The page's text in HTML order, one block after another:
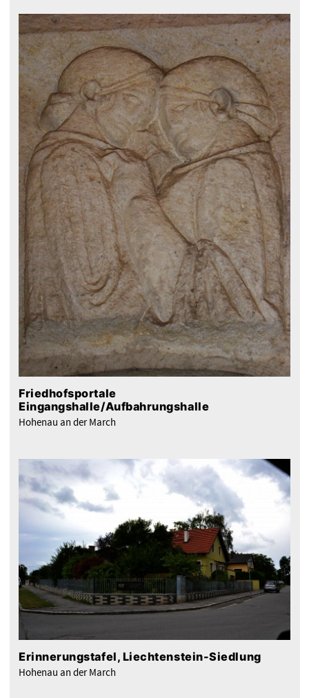
Friedhofsportale
Eingangshalle/Aufbahrungshalle
Hohenau an der March
Erinnerungstafel, Liechtenstein-Siedlung
Hohenau an der March